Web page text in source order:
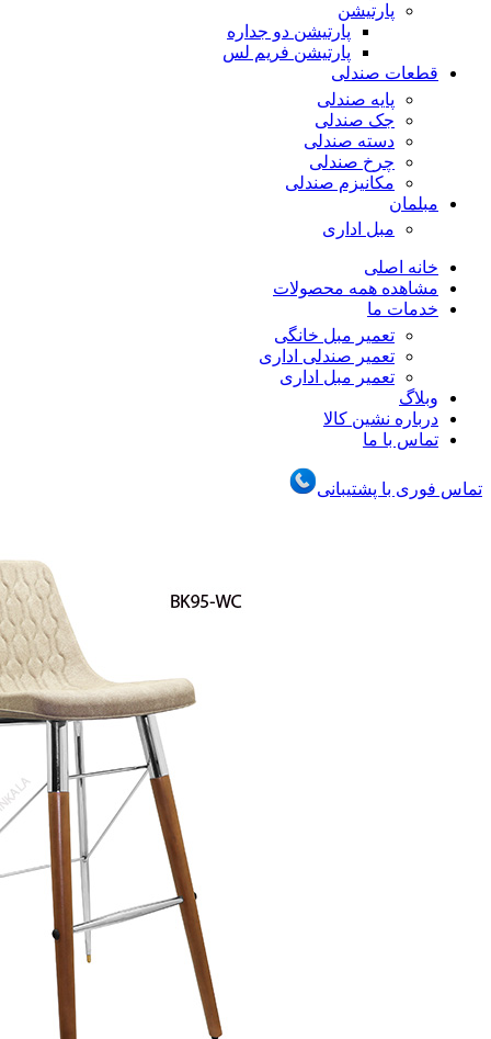
پارتیشن
پارتیشن دو جداره
پارتیشن فریم لس
قطعات صندلی
پایه صندلی
جک صندلی
دسته صندلی
چرخ صندلی
مکانیزم صندلی
مبلمان
مبل اداری
خانه اصلی
مشاهده همه محصولات
خدمات ما
تعمیر مبل خانگی
تعمیر صندلی اداری
تعمیر مبل اداری
وبلاگ
درباره نشین کالا
تماس با ما
تماس فوری با پشتیبانی